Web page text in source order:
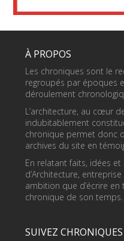
À PROPOS
Les chroniques sont le
regroupés par époques
déroulement
L’architecture, au cœur
indubitablement
chronique permet donc
archives du site en
En relatant faits, idées
d’Architecture, entreprise
ambition que d’écrire
chronique de son temps.
SUIVEZ